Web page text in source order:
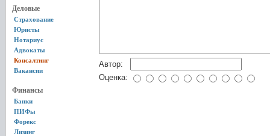
Деловые
Страхование
Юристы
Нотариус
Адвокаты
Консалтинг
Вакансии
Финансы
Банки
ПИФы
Форекс
Лизинг
Автор:
Оценка: